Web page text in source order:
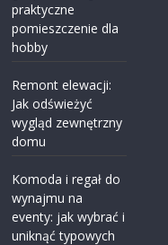
praktyczne
pomieszczenie dla
hobby
Remont elewacji:
Jak odświeżyć
wygląd zewnętrzny
domu
Komoda i regał do
wynajmu na
eventy: jak wybrać i
uniknąć typowych